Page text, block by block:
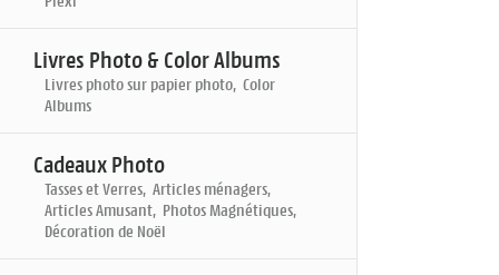
Livres Photo & Color Albums
Livres photo sur papier photo, Color
Albums
Cadeaux Photo
Tasses et Verres, Articles ménagers,
Articles Amusant, Photos Magnétiques,
Décoration de Noël